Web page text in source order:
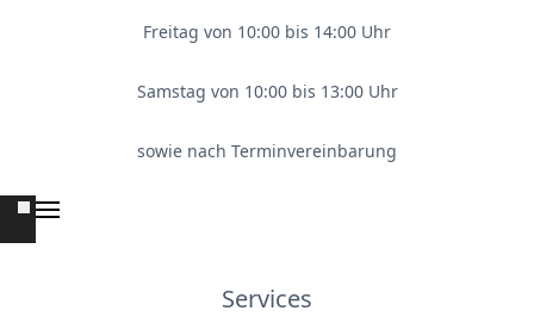
Freitag von 10:00 bis 14:00 Uhr
Samstag von 10:00 bis 13:00 Uhr
sowie nach Terminvereinbarung
Services